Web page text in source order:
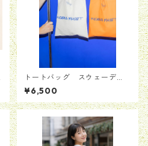
トートバッグ スウェーデ
ン Moderna Museet モデル
ナ 美術館 ストックホルム メ
ンズ レディース 男女兼
¥6,500